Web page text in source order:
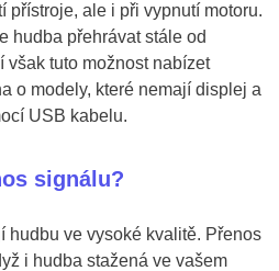
přístroje, ale i při vypnutí motoru.
hudba přehrávat stále od
však tuto možnost nabízet
o modely, které nemají displej a
USB kabelu.
signálu?
hudbu ve vysoké kvalitě. Přenos
i hudba stažená ve vašem